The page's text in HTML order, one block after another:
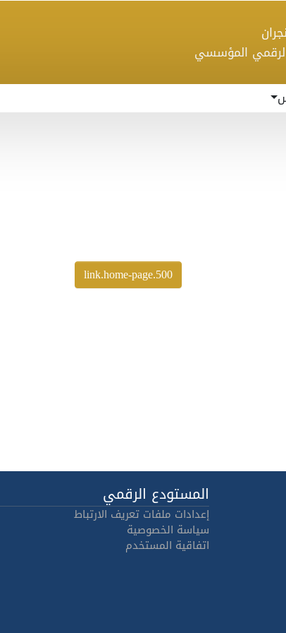
المؤسسي
500.link.home-page
المستودع الرقمي
إعدادات ملفات تعريف الارتباط
سياسة الخصوصية
اتفاقية المستخدم